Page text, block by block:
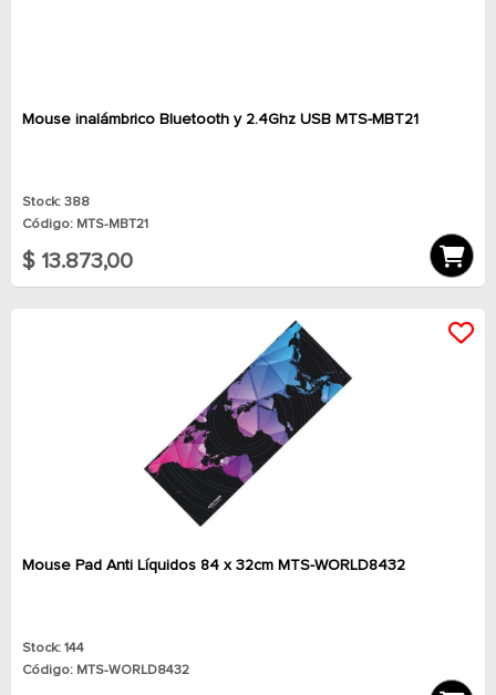
Mouse inalámbrico Bluetooth y 2.4Ghz USB MTS-MBT21
Stock: 388
Código: MTS-MBT21
$ 13.873,00
Mouse Pad Anti Líquidos 84 x 32cm MTS-WORLD8432
Stock: 144
Código: MTS-WORLD8432